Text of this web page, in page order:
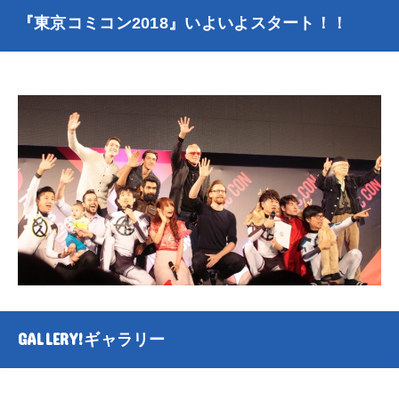
『東京コミコン2018』いよいよスタート！！
GALLERY!ギャラリー